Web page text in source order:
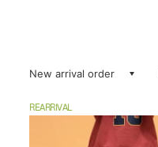
New arrival order
REARRIVAL